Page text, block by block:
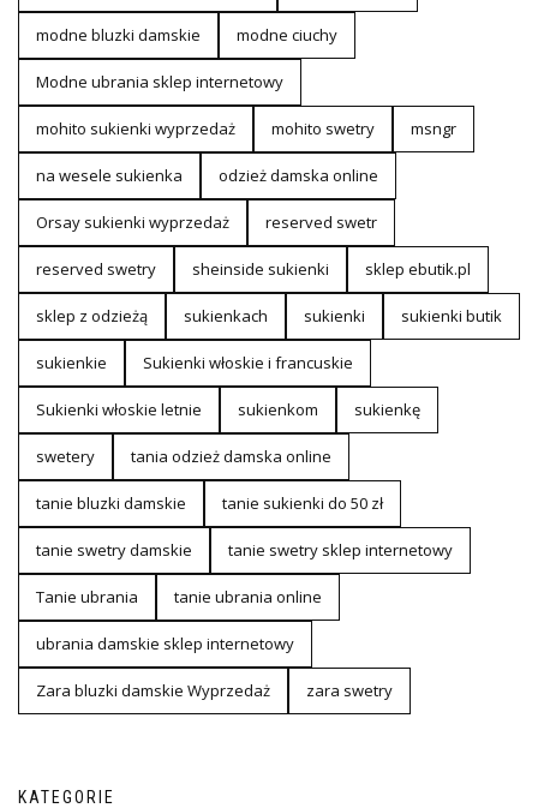
modne bluzki damskie modne ciuchy
Modne ubrania sklep internetowy
mohito sukienki wyprzedaż mohito swetry msngr
na wesele sukienka odzież damska online
Orsay sukienki wyprzedaż reserved swetr
reserved swetry sheinside sukienki sklep ebutik.pl
sklep z odzieżą sukienkach sukienki sukienki butik
sukienkie Sukienki włoskie i francuskie
Sukienki włoskie letnie sukienkom sukienkę
swetery tania odzież damska online
tanie bluzki damskie tanie sukienki do 50 zł
tanie swetry damskie tanie swetry sklep internetowy
Tanie ubrania tanie ubrania online
ubrania damskie sklep internetowy
Zara bluzki damskie Wyprzedaż zara swetry
KATEGORIE